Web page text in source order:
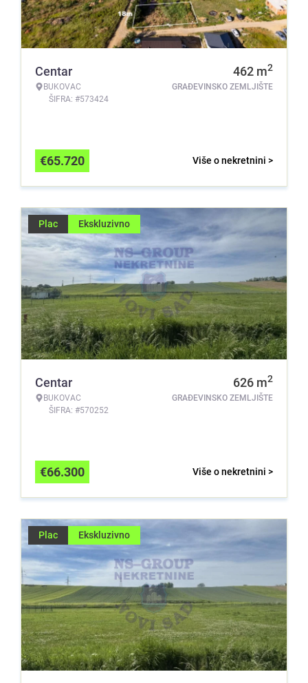
Centar
BUKOVAC
ŠIFRA: #573424
462 m2
GRAĐEVINSKO ZEMLJIŠTE
Više o nekretnini >
€65.720
Plac Ekskluzivno
Centar
BUKOVAC
ŠIFRA: #570252
626 m2
GRAĐEVINSKO ZEMLJIŠTE
Više o nekretnini >
€66.300
Plac Ekskluzivno